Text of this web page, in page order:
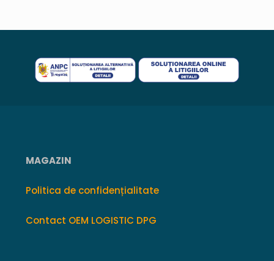
MAGAZIN
Politica de confidențialitate
Contact OEM LOGISTIC DPG